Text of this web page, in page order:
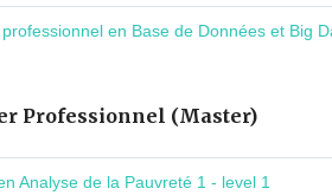
en Base de Données et Big
Professionnel (Master)
Analyse de la Pauvreté 1 - level 1